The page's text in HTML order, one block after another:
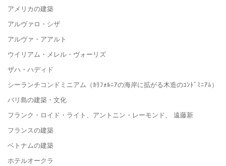
アメリカの建築
アルヴァロ・シザ
アルヴァ・アアルト
ウイリアム・メレル・ヴォーリズ
ザハ・ハディド
シーランチコンドミニアム（ｶﾘﾌｫﾙﾆｱの海岸に拡がる木造のｺﾝﾄﾞﾐﾆｱﾑ）
バリ島の建築・文化
フランク・ロイド・ライト、アントニン・レーモンド、 遠藤新
フランスの建築
ベトナムの建築
ホテルオークラ